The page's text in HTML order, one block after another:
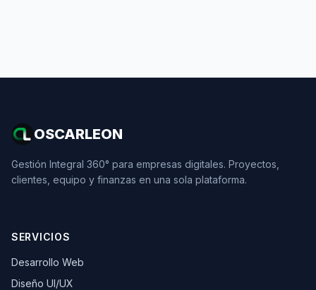
OSCARLEON
Gestión Integral 360° para empresas digitales. Proyectos,
clientes, equipo y finanzas en una sola plataforma.
SERVICIOS
Desarrollo Web
Diseño UI/UX